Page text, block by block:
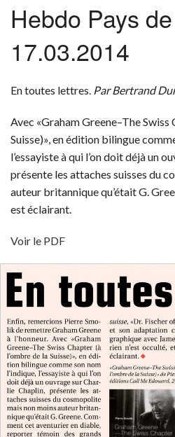
Hebdo Pays
17.03.2014
En toutes lettres. Par Bertrand
Avec «Graham Greene–The Swiss
Suisse)», en édition bilingue
l’essayiste à qui l’on doit déjà un
présente les attaches suisses du
auteur britannique qu’était G.
est éclairant.
Voir le PDF